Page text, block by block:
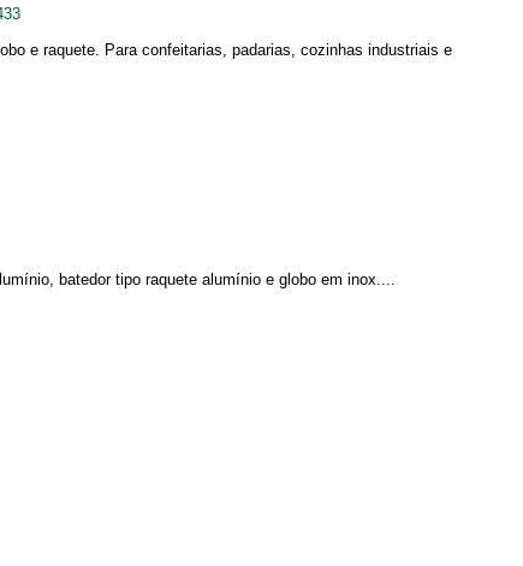
e raquete. Para confeitarias, padarias, cozinhas industriais e
batedor tipo raquete alumínio e globo em inox....